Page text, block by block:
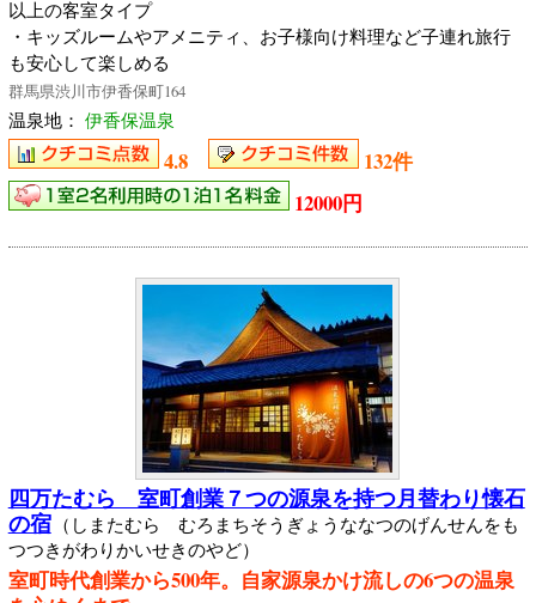
以上の客室タイプ
・キッズルームやアメニティ、お子様向け料理など子連れ旅行
も安心して楽しめる
群馬県渋川市伊香保町164
温泉地： 伊香保温泉
4.8
132件
12000円
四万たむら 室町創業７つの源泉を持つ月替わり懐石
の宿 （しまたむら むろまちそうぎょうななつのげんせんをも
つつきがわりかいせきのやど）
室町時代創業から500年。自家源泉かけ流しの6つの温泉